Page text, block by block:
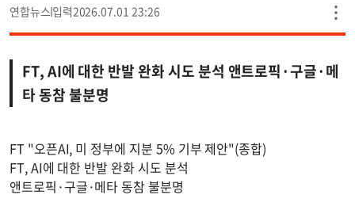
연합뉴스 2026.07.01 23:26
FT, AI에 대한 반발 완화 시도 분석 앤트로픽·구글·메
타 동참 불분명
FT "오픈AI, 미 정부에 지분 5% 기부 제안"(종합)
FT, AI에 대한 반발 완화 시도 분석
앤트로픽·구글·메타 동참 불분명